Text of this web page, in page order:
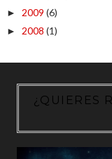
► 2009 (6)
► 2008 (1)
¿QUIERES